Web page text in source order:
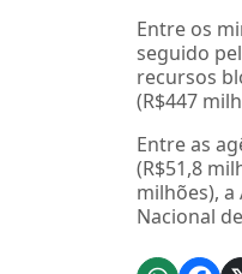
Entre os
seguido
recursos
(R$447
Entre as
(R$51,8
milhões), a
Nacional